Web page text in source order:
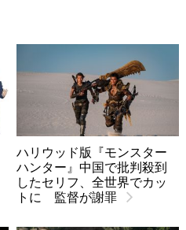
ハリウッド版『モンスター
ハンター』中国で批判殺到
したセリフ、全世界でカッ
トに 監督が謝罪